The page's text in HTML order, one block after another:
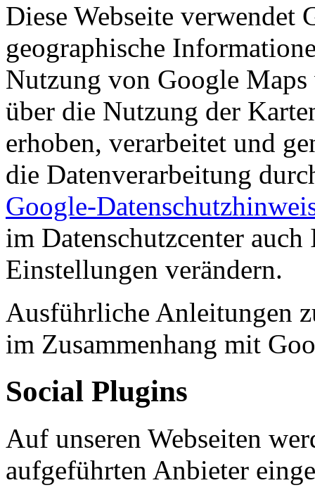
Diese Webseite verwendet
geographische
Nutzung von Google
über die Nutzung der
erhoben, verarbeitet und
die Datenverarbeitung
Google-
im Datenschutzcenter
Einstellungen verändern.
Ausführliche Anleitungen
im Zusammenhang mit
Social Plugins
Auf unseren Webseiten
aufgeführten Anbieter